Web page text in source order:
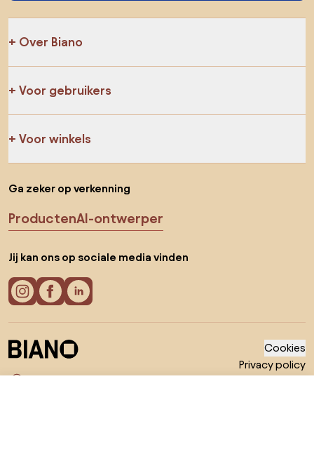
Over Biano
Voor gebruikers
Voor winkels
Ga zeker op verkenning
ProductenAI-ontwerper
Jij kan ons op sociale media vinden
Cookies
Privacy policy